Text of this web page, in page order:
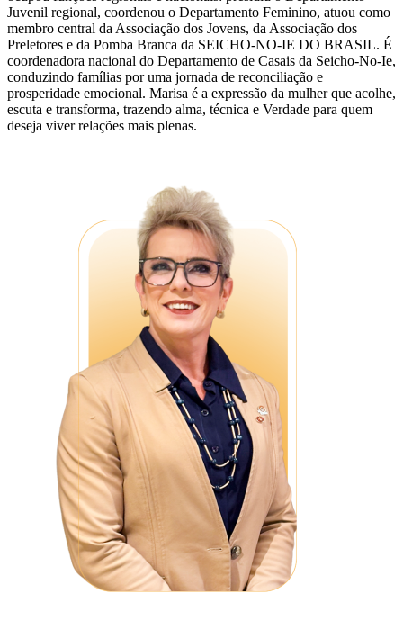
Juvenil regional, coordenou o Departamento Feminino, atuou como
membro central da Associação dos Jovens, da Associação dos
Preletores e da Pomba Branca da SEICHO-NO-IE DO BRASIL. É
coordenadora nacional do Departamento de Casais da Seicho-No-Ie,
conduzindo famílias por uma jornada de reconciliação e
prosperidade emocional. Marisa é a expressão da mulher que acolhe,
escuta e transforma, trazendo alma, técnica e Verdade para quem
deseja viver relações mais plenas.